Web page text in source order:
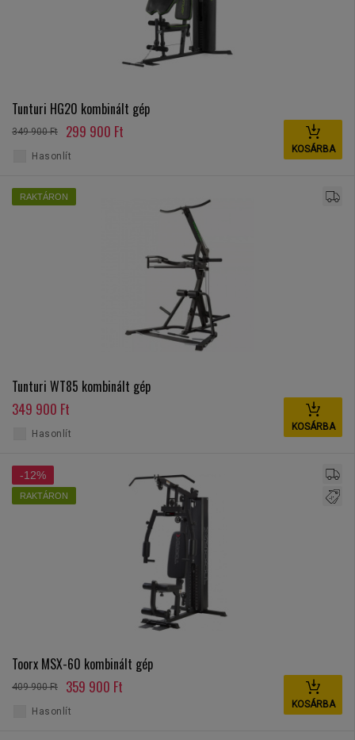
Tunturi HG20 kombinált gép
349 900 Ft 299 900 Ft
KOSÁRBA
Hasonlít
RAKTÁRON
Tunturi WT85 kombinált gép
349 900 Ft
KOSÁRBA
Hasonlít
-12%
RAKTÁRON
Toorx MSX-60 kombinált gép
409 900 Ft 359 900 Ft
KOSÁRBA
Hasonlít